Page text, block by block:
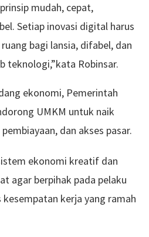
mudah, cepat,
Setiap inovasi digital harus
bagi lansia, difabel, dan
teknologi,”kata Robinsar.
ekonomi, Pemerintah
UMKM untuk naik
dan akses pasar.
ekonomi kreatif dan
agar berpihak pada pelaku
kerja yang ramah